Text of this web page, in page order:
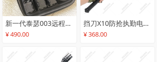
新一代泰瑟003远程电击防身器_远距离安保巡逻防身电击武器_远程电枪防身器材防身用品
¥ 490.00
挡刀X10防抢执勤电棍_大功率电子防暴器缠绕式电击棍_民用防身电击器高压电棒警棍
¥ 368.00